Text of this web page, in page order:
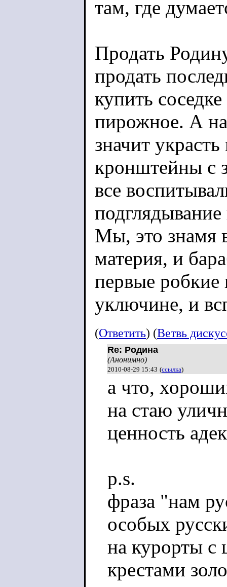
там, где
Продать
продать
купить
пирожное. А
значит
кронштейны с
все
Мы, это знамя
материя, и
первые робкие
уключине, и
навоза и
елочные
Родину,
разлапистой
русского, что
ненастье. И
ватным,
начинает
дружное
(Ответить) (Ветвь
Re: Родина
(Анонимно)
2010-08-29 15:43 (ссылка)
а что,
на стаю
ценность
p.s.
фраза "нам
особых
на курорты с
крестами